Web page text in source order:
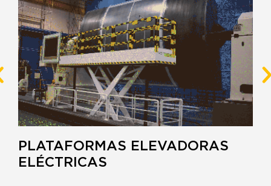
PLATAFORMAS ELEVADORAS
ELÉCTRICAS